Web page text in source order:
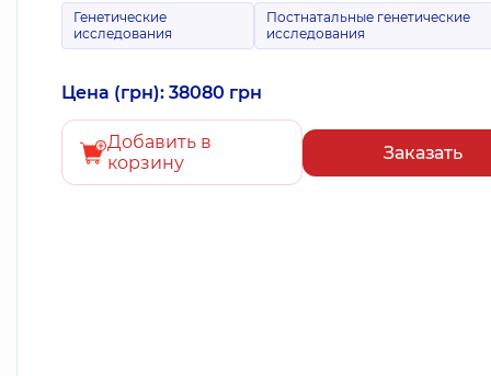
Генетические
исследования
Постнатальные генетические
исследования
Цена (грн): 38080 грн
Добавить в
корзину
Заказать